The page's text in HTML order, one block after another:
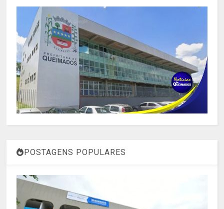
POSTAGENS POPULARES